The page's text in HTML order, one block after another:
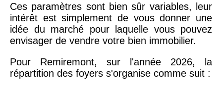
Ces paramètres sont bien sûr variables, leur
intérêt est simplement de vous donner une
idée du marché pour laquelle vous pouvez
envisager de vendre votre bien immobilier.
Pour Remiremont, sur l'année 2026, la
répartition des foyers s'organise comme suit :